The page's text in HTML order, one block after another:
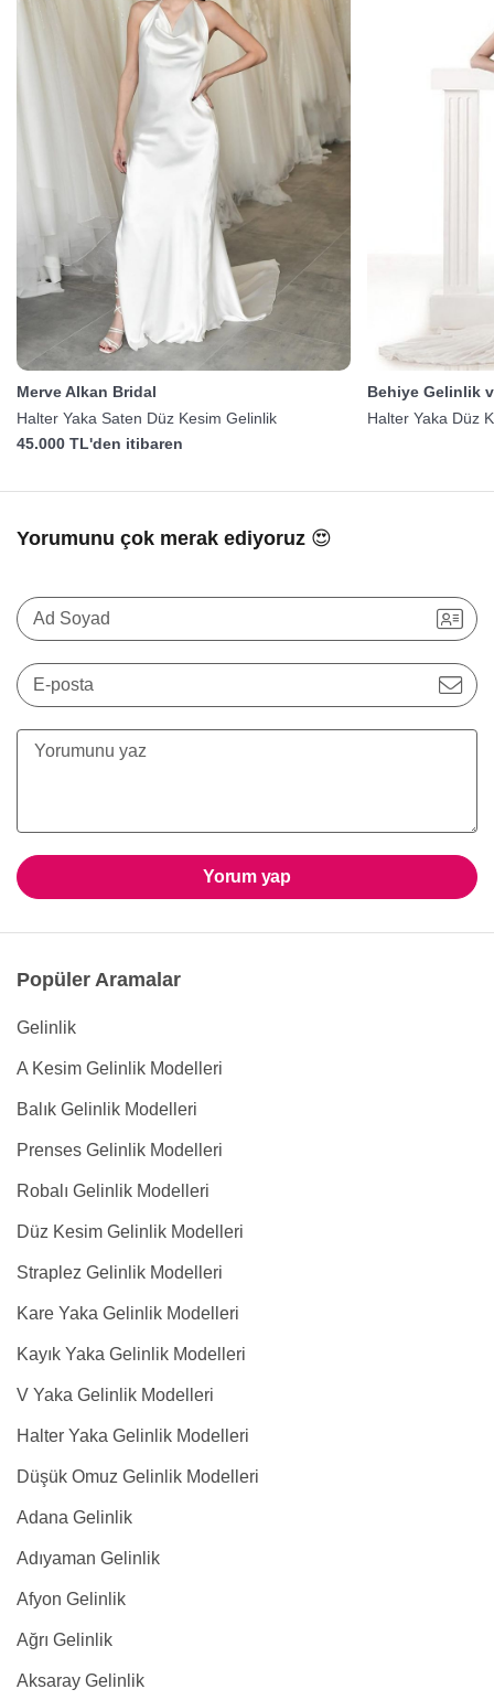
Merve Alkan Bridal
Halter Yaka Saten Düz Kesim Gelinlik
45.000 TL'den itibaren
Behiye Gelinlik
Halter Yaka Düz
Yorumunu çok merak ediyoruz 😍
Ad Soyad
E-posta
Yorum yap
Popüler Aramalar
Gelinlik
A Kesim Gelinlik Modelleri
Balık Gelinlik Modelleri
Prenses Gelinlik Modelleri
Robalı Gelinlik Modelleri
Düz Kesim Gelinlik Modelleri
Straplez Gelinlik Modelleri
Kare Yaka Gelinlik Modelleri
Kayık Yaka Gelinlik Modelleri
V Yaka Gelinlik Modelleri
Halter Yaka Gelinlik Modelleri
Düşük Omuz Gelinlik Modelleri
Adana Gelinlik
Adıyaman Gelinlik
Afyon Gelinlik
Ağrı Gelinlik
Aksaray Gelinlik